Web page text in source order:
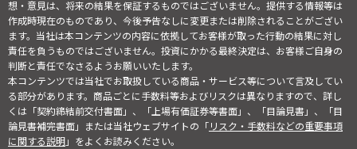
想・意見は、将来の結果を保証するものではございません。提供する情報等は
作成時現在のものであり、今後予告なしに変更または削除されることがござい
ます。当社は本コンテンツの内容に依拠してお客様が取った行動の結果に対し
責任を負うものではございません。投資にかかる最終決定は、お客様ご自身の
判断と責任でなさるようお願いいたします。
本コンテンツでは当社でお取扱している商品・サービス等について言及してい
る部分があります。商品ごとに手数料等およびリスクは異なりますので、詳し
くは「契約締結前交付書面」、「上場有価証券等書面」、「目論見書」、「目
論見書補完書面」または当社ウェブサイトの「リスク・手数料などの重要事項
に関する説明」をよくお読みください。